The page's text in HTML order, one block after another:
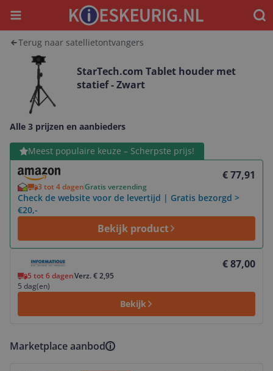
Menu
Terug naar satellietontvangers
StarTech.com Tablet houder met
statief - Zwart
Alle 3 prijzen en aanbieders
Meest populaire keuze – Scherpste prijs!
€ 77,91
3 tot 4 dagenGratis verzending
Check de website voor de levertijd | Gratis bezorgd >
€20,-
Bekijk product
Bekijk product
€ 87,00
5 tot 6 dagenVerz. € 2,95
5 dag(en)
Bekijk
Marketplace aanbod